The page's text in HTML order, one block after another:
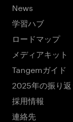
News
学習ハブ
ロードマップ
メディアキット
Tangemガイド
2025年の振り返
採用情報
連絡先